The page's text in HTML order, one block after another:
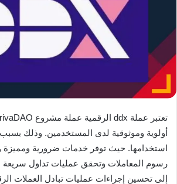
أولوية وموثوقية لدى المستخدمين. وذلك بسبب
استخدامها. حيث توفر خدمات ضرورية
رسوم المعاملات وتحقق عمليات تداول
إلى تحسين إجراءات عمليات تبادل العملات